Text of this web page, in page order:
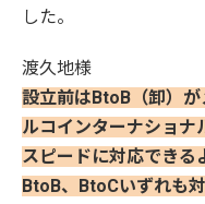
した。
渡久地様
設立前はBtoB（卸）
ルコインターナショナ
スピードに対応できる
BtoB、BtoCいずれも